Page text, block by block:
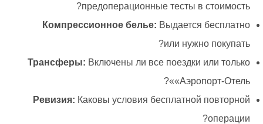
предоперационные тесты в стоимость?
Компрессионное белье: Выдается бесплатно
или нужно покупать?
Трансферы: Включены ли все поездки или только
«Аэропорт-Отель»?
Ревизия: Каковы условия бесплатной повторной
операции?